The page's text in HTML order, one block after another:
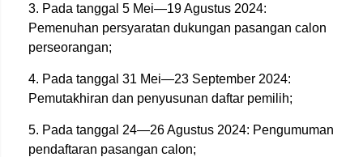
3. Pada tanggal 5 Mei—19 Agustus 2024:
Pemenuhan persyaratan dukungan pasangan calon
perseorangan;
4. Pada tanggal 31 Mei—23 September 2024:
Pemutakhiran dan penyusunan daftar pemilih;
5. Pada tanggal 24—26 Agustus 2024: Pengumuman
pendaftaran pasangan calon;